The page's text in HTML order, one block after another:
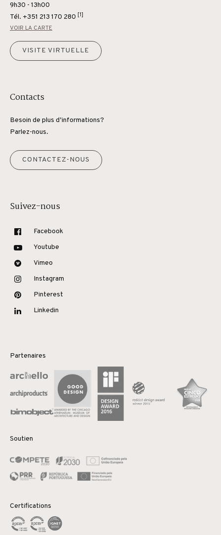
9h30 - 13h00
Tél. +351 213 170 280 [1]
VOIR LA CARTE
VISITE VIRTUELLE
Contacts
Besoin de plus d’informations?
Parlez-nous.
CONTACTEZ-NOUS
Suivez-nous
Facebook
Youtube
Vimeo
Instagram
Pinterest
Linkedin
Partenaires
Soutien
Certifications